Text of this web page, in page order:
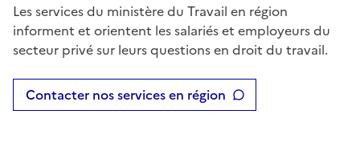
Les services du ministère du Travail en région
informent et orientent les salariés et employeurs du
secteur privé sur leurs questions en droit du travail.
Contacter nos services en région